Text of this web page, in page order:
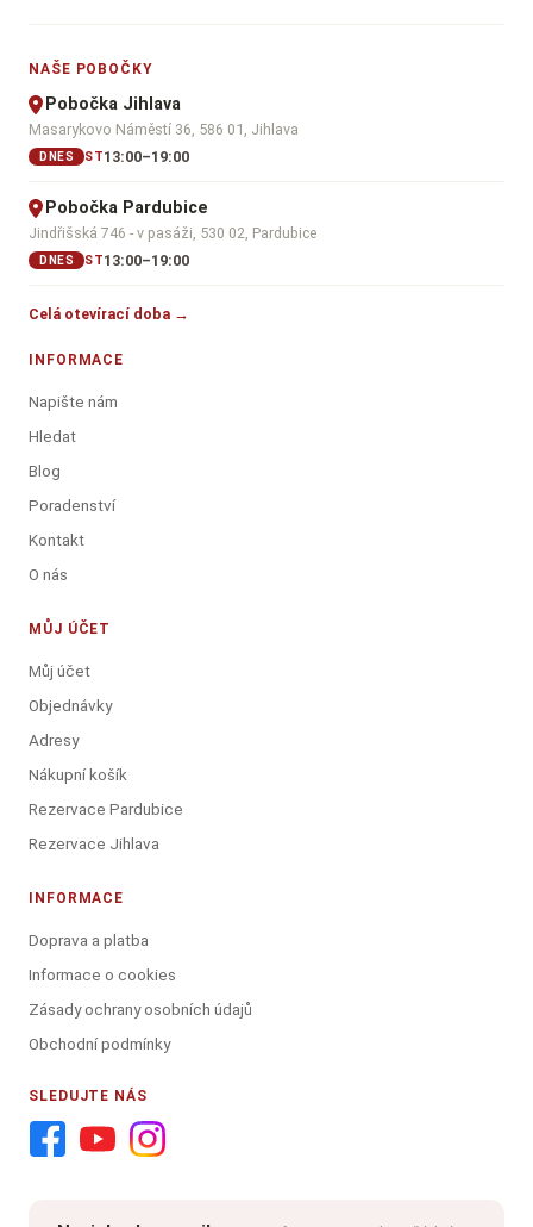
NAŠE POBOČKY
Pobočka Jihlava
Masarykovo Náměstí 36, 586 01, Jihlava
DNES ST13:00–19:00
Pobočka Pardubice
Jindřišská 746 - v pasáži, 530 02, Pardubice
DNES ST13:00–19:00
Celá otevírací doba →
INFORMACE
Napište nám
Hledat
Blog
Poradenství
Kontakt
O nás
MŮJ ÚČET
Můj účet
Objednávky
Adresy
Nákupní košík
Rezervace Pardubice
Rezervace Jihlava
INFORMACE
Doprava a platba
Informace o cookies
Zásady ochrany osobních údajů
Obchodní podmínky
SLEDUJTE NÁS